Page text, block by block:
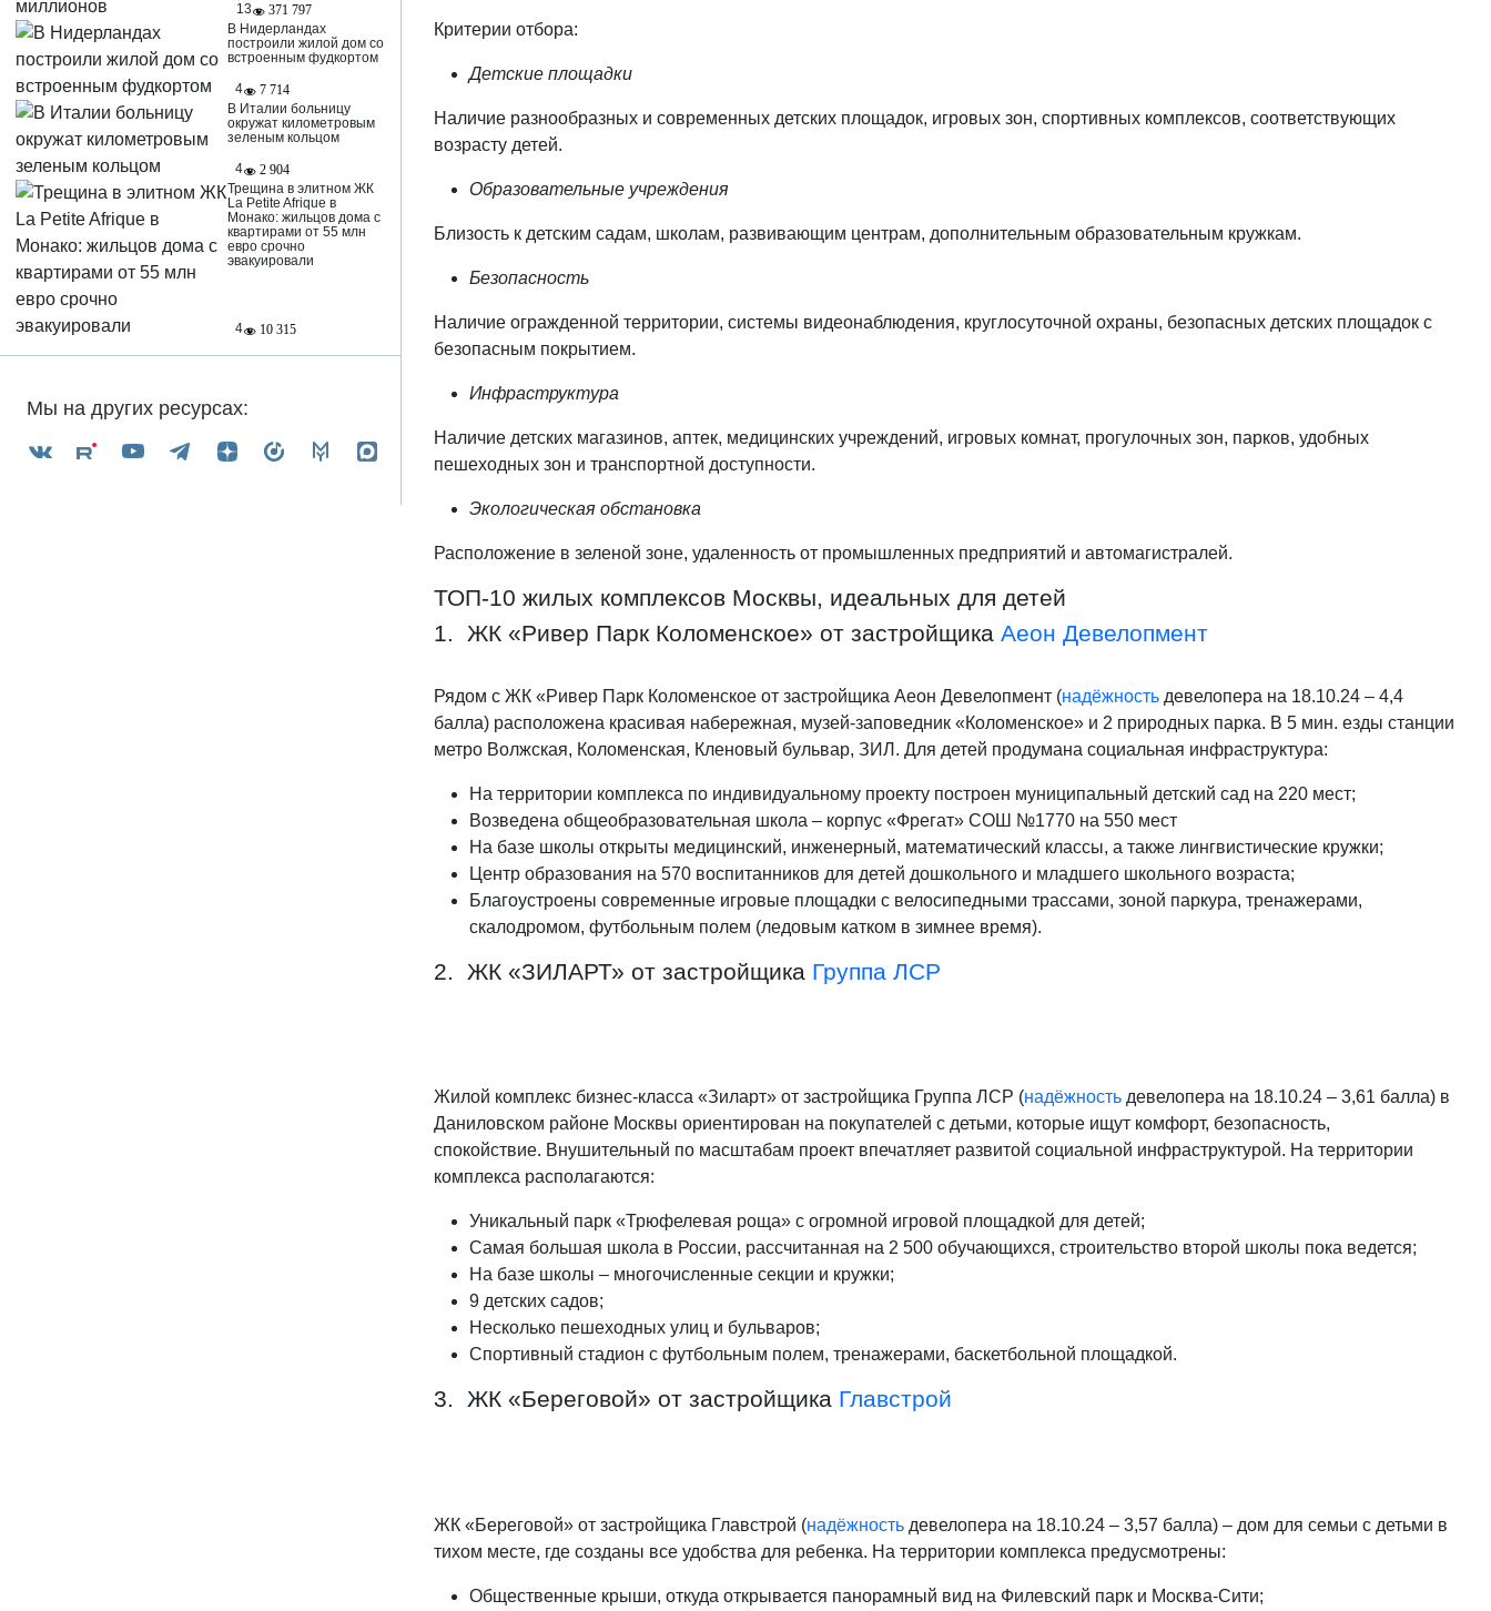
13
371 797
В Нидерландах
построили жилой дом со
встроенным фудкортом
4
7 714
В Италии больницу
окружат километровым
зеленым кольцом
4
2 904
Трещина в элитном ЖК
La Petite Afrique в
Монако: жильцов дома с
квартирами от 55 млн
евро срочно
эвакуировали
4 10 315
Мы на других ресурсах:
Критерии отбора:
Детские площадки
Наличие разнообразных и современных детских площадок, игровых зон, спортивных комплексов, соответствующих
возрасту детей.
Образовательные учреждения
Близость к детским садам, школам, развивающим центрам, дополнительным образовательным кружкам.
Безопасность
Наличие огражденной территории, системы видеонаблюдения, круглосуточной охраны, безопасных детских площадок с
безопасным покрытием.
Инфраструктура
Наличие детских магазинов, аптек, медицинских учреждений, игровых комнат, прогулочных зон, парков, удобных
пешеходных зон и транспортной доступности.
Экологическая обстановка
Расположение в зеленой зоне, удаленность от промышленных предприятий и автомагистралей.
ТОП-10 жилых комплексов Москвы, идеальных для детей
1. ЖК «Ривер Парк Коломенское» от застройщика Аеон Девелопмент
Рядом c ЖК «Ривер Парк Коломенское от застройщика Аеон Девелопмент (надёжность девелопера на 18.10.24 – 4,4
балла) расположена красивая набережная, музей-заповедник «Коломенское» и 2 природных парка. В 5 мин. езды станции
метро Волжская, Коломенская, Кленовый бульвар, ЗИЛ. Для детей продумана социальная инфраструктура:
На территории комплекса по индивидуальному проекту построен муниципальный детский сад на 220 мест;
Возведена общеобразовательная школа – корпус «Фрегат» СОШ №1770 на 550 мест
На базе школы открыты медицинский, инженерный, математический классы, а также лингвистические кружки;
Центр образования на 570 воспитанников для детей дошкольного и младшего школьного возраста;
Благоустроены современные игровые площадки с велосипедными трассами, зоной паркура, тренажерами,
скалодромом, футбольным полем (ледовым катком в зимнее время).
2. ЖК «ЗИЛАРТ» от застройщика Группа ЛСР
Жилой комплекс бизнес-класса «Зиларт» от застройщика Группа ЛСР (надёжность девелопера на 18.10.24 – 3,61 балла) в
Даниловском районе Москвы ориентирован на покупателей с детьми, которые ищут комфорт, безопасность,
спокойствие. Внушительный по масштабам проект впечатляет развитой социальной инфраструктурой. На территории
комплекса располагаются:
Уникальный парк «Трюфелевая роща» с огромной игровой площадкой для детей;
Самая большая школа в России, рассчитанная на 2 500 обучающихся, строительство второй школы пока ведется;
На базе школы – многочисленные секции и кружки;
9 детских садов;
Несколько пешеходных улиц и бульваров;
Спортивный стадион с футбольным полем, тренажерами, баскетбольной площадкой.
3. ЖК «Береговой» от застройщика Главстрой
ЖК «Береговой» от застройщика Главстрой (надёжность девелопера на 18.10.24 – 3,57 балла) – дом для семьи с детьми в
тихом месте, где созданы все удобства для ребенка. На территории комплекса предусмотрены:
Общественные крыши, откуда открывается панорамный вид на Филевский парк и Москва-Сити;